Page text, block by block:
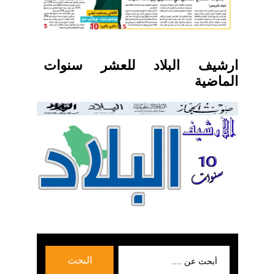
ارشيف البلاد للعشر سنوات
الماضية
البحث